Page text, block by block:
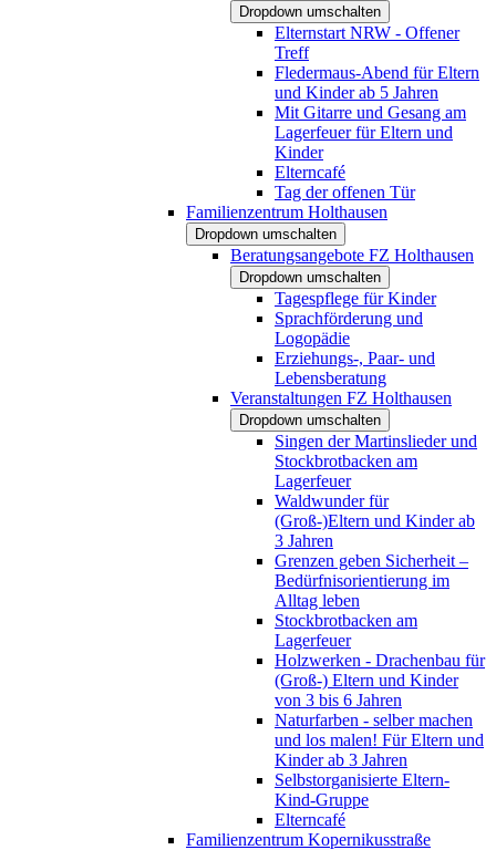
Dropdown umschalten
Elternstart NRW - Offener
Treff
Fledermaus-Abend für Eltern
und Kinder ab 5 Jahren
Mit Gitarre und Gesang am
Lagerfeuer für Eltern und
Kinder
Elterncafé
Tag der offenen Tür
Familienzentrum Holthausen
Dropdown umschalten
Beratungsangebote FZ Holthausen
Dropdown umschalten
Tagespflege für Kinder
Sprachförderung und
Logopädie
Erziehungs-, Paar- und
Lebensberatung
Veranstaltungen FZ Holthausen
Dropdown umschalten
Singen der Martinslieder und
Stockbrotbacken am
Lagerfeuer
Waldwunder für
(Groß-)Eltern und Kinder ab
3 Jahren
Grenzen geben Sicherheit –
Bedürfnisorientierung im
Alltag leben
Stockbrotbacken am
Lagerfeuer
Holzwerken - Drachenbau für
(Groß-) Eltern und Kinder
von 3 bis 6 Jahren
Naturfarben - selber machen
und los malen! Für Eltern und
Kinder ab 3 Jahren
Selbstorganisierte Eltern-
Kind-Gruppe
Elterncafé
Familienzentrum Kopernikusstraße